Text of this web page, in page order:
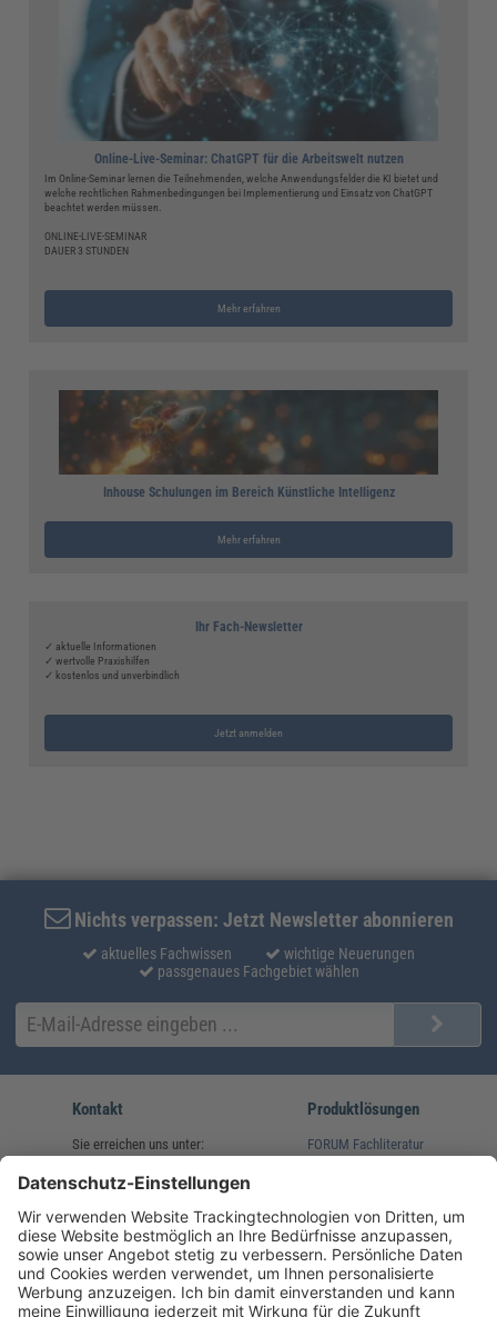
Online-Live-Seminar: ChatGPT für die Arbeitswelt nutzen
Im Online-Seminar lernen die Teilnehmenden, welche Anwendungsfelder die KI bietet und
welche rechtlichen Rahmenbedingungen bei Implementierung und Einsatz von ChatGPT
beachtet werden müssen.
ONLINE-LIVE-SEMINAR
DAUER 3 STUNDEN
Mehr erfahren
Inhouse Schulungen im Bereich Künstliche Intelligenz
Mehr erfahren
Ihr Fach-Newsletter
✓ aktuelle Informationen
✓ wertvolle Praxishilfen
✓ kostenlos und unverbindlich
Jetzt anmelden
Nichts verpassen: Jetzt Newsletter abonnieren
aktuelles Fachwissen
wichtige Neuerungen
passgenaues Fachgebiet wählen
Kontakt
Sie erreichen uns unter:
(08233) 38 11 23
service@forum-verlag.com
Mo-Do 07:30 - 17:00 Uhr
Fr 07:30 - 15:00 Uhr
Produktlösungen
FORUM Fachliteratur
Folgen Sie uns